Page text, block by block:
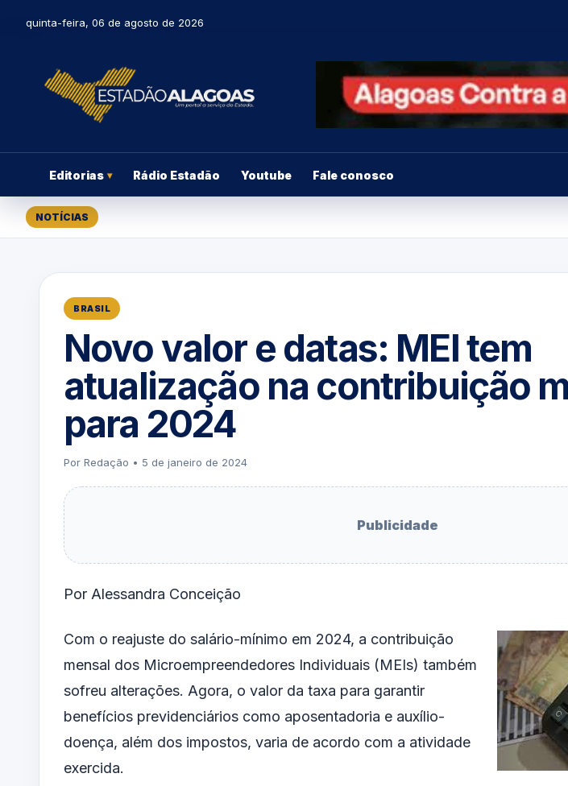
quinta-feira, 06 de agosto de 2026
Editorias ▾ Rádio Estadão Youtube Fale conosco
NOTÍCIAS
BRASIL
Novo valor e datas: MEI tem
atualização na contribuição
para 2024
Por Redação • 5 de janeiro de 2024
Publicidade
Por Alessandra Conceição
Com o reajuste do salário-mínimo em 2024, a contribuição
mensal dos Microempreendedores Individuais (MEIs) também
sofreu alterações. Agora, o valor da taxa para garantir
benefícios previdenciários como aposentadoria e auxílio-
doença, além dos impostos, varia de acordo com a atividade
exercida.